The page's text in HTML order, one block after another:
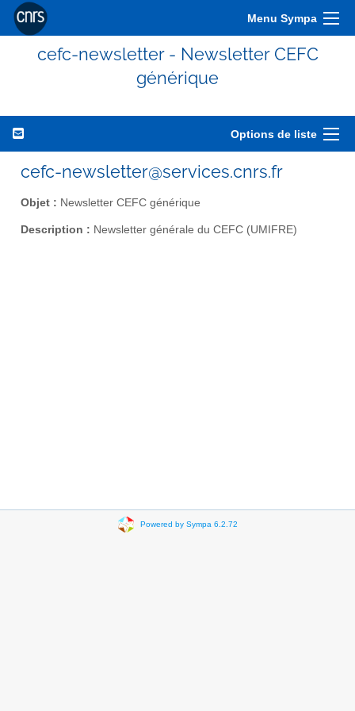
Menu Sympa
cefc-newsletter - Newsletter CEFC
générique
Options de liste
cefc-newsletter@services.cnrs.fr
Objet : Newsletter CEFC générique
Description : Newsletter générale du CEFC (UMIFRE)
Powered by Sympa 6.2.72